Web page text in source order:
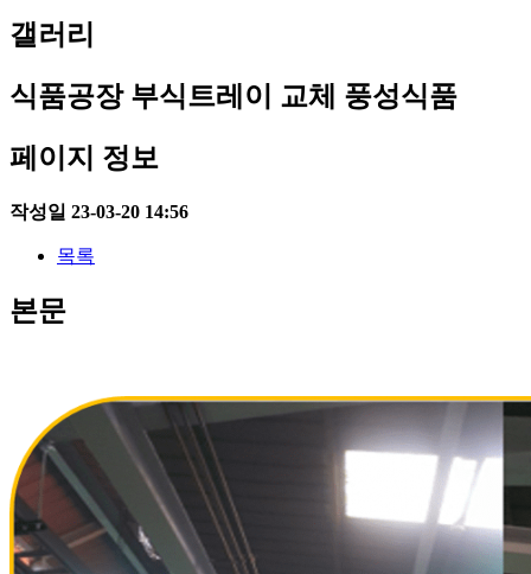
갤러리
식품공장 부식트레이 교체
풍성식품
페이지 정보
작성일 23-03-20 14:56
목록
본문